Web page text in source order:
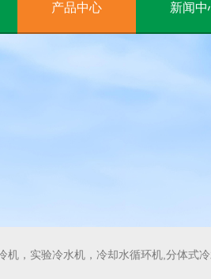
产品中心 新闻中
，实验冷水机，冷却水循环机,分体式冷